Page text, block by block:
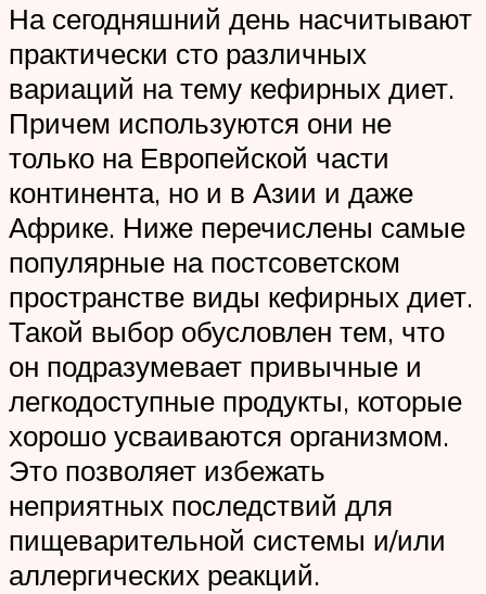
На сегодняшний день насчитывают
практически сто различных
вариаций на тему кефирных диет.
Причем используются они не
только на Европейской части
континента, но и в Азии и даже
Африке. Ниже перечислены самые
популярные на постсоветском
пространстве виды кефирных диет.
Такой выбор обусловлен тем, что
он подразумевает привычные и
легкодоступные продукты, которые
хорошо усваиваются организмом.
Это позволяет избежать
неприятных последствий для
пищеварительной системы и/или
аллергических реакций.